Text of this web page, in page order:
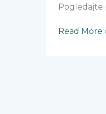
Pogledajte
Read More